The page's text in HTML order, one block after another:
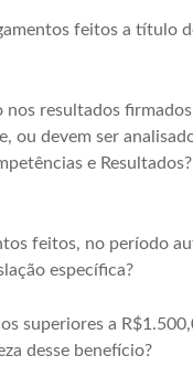
feitos a título
resultados firmados
ou devem ser
e
feitos, no período
específica?
superiores a
desse benefício?